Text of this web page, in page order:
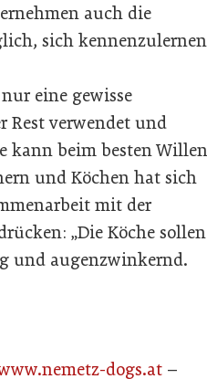
auch die
sich kennenzulernen
eine gewisse
Rest verwendet und
kann beim besten Willen
und Köchen hat sich
mit der
„Die Köche sollen
und augenzwinkernd.
dogs.at –